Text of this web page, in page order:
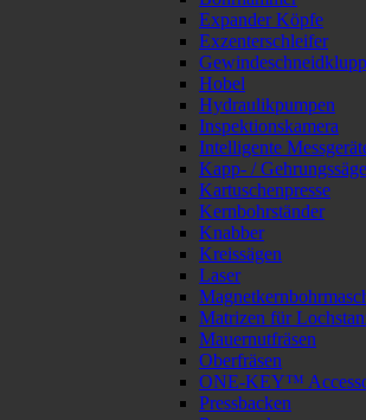
Expander Köpfe
Exzenterschleifer
Hobel
Hydraulikpumpen
Inspektionskamera
Intelligente
Kapp- /
Kartuschenpresse
Kernbohrständer
Knabber
Kreissägen
Laser
Matrizen für
Mauernutfräsen
Oberfräsen
ONE-KEY™
Pressbacken